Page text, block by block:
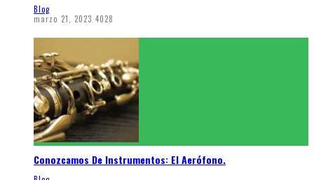
Blog
marzo 21, 2023 4028
Conozcamos De Instrumentos: El Aerófono.